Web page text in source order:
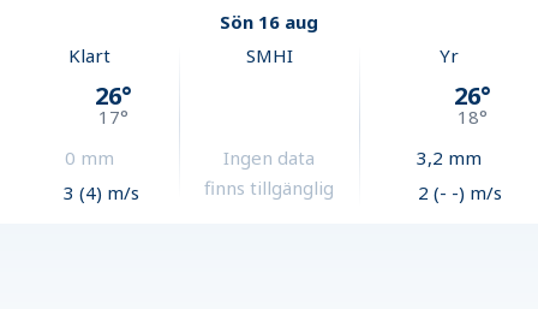
Sön 16 aug
Klart
26°
17°
0 mm
3 (4) m/s
SMHI
Ingen data
finns tillgänglig
Yr
26°
18°
3,2 mm
2 (- -) m/s